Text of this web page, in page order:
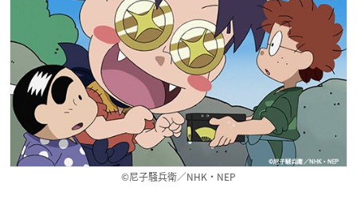
©尼子騒兵衛／NHK・NEP